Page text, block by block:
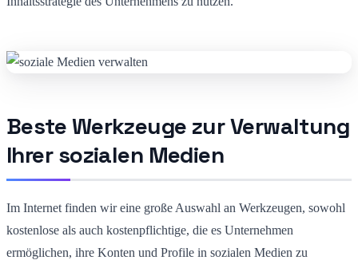
Beste Werkzeuge zur Verwaltung
Ihrer sozialen Medien
Im Internet finden wir eine große Auswahl an Werkzeugen, sowohl
kostenlose als auch kostenpflichtige, die es Unternehmen
ermöglichen, ihre Konten und Profile in sozialen Medien zu